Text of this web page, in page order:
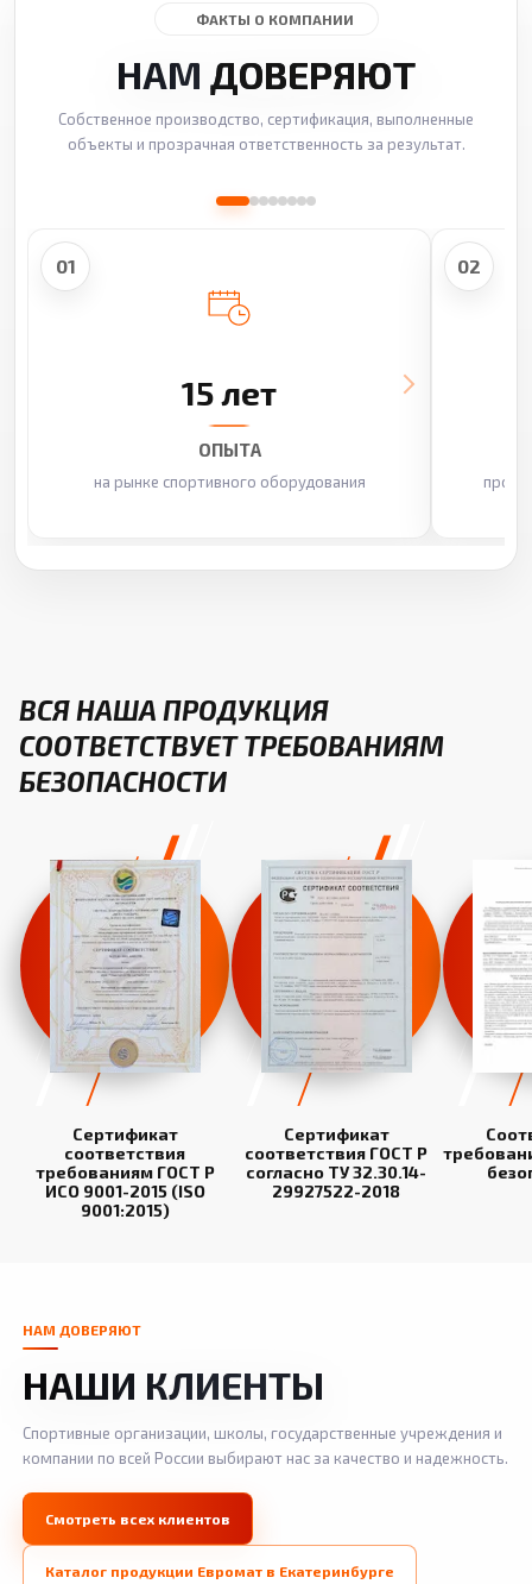
ФАКТЫ О КОМПАНИИ
НАМ ДОВЕРЯЮТ
Собственное производство, сертификация, выполненные
объекты и прозрачная ответственность за результат.
01
15 лет
ОПЫТА
на рынке спортивного оборудования
02
ВСЯ НАША ПРОДУКЦИЯ
СООТВЕТСТВУЕТ ТРЕБОВАНИЯМ
БЕЗОПАСНОСТИ
Сертификат
соответствия
требованиям ГОСТ Р
ИСО 9001-2015 (ISO
9001:2015)
Сертификат
соответствия ГОСТ Р
согласно ТУ 32.30.14-
29927522-2018
НАМ ДОВЕРЯЮТ
НАШИ КЛИЕНТЫ
Спортивные организации, школы, государственные учреждения и
компании по всей России выбирают нас за качество и надежность.
Смотреть всех клиентов
Каталог продукции Евромат в Екатеринбурге